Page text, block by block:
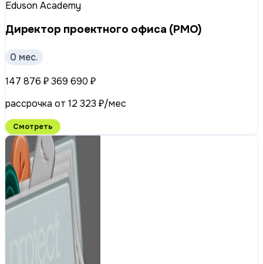
Eduson Academy
Директор проектного офиса (PMO)
0 мес.
147 876 ₽369 690 ₽
рассрочка от 12 323 ₽/мес
Смотреть